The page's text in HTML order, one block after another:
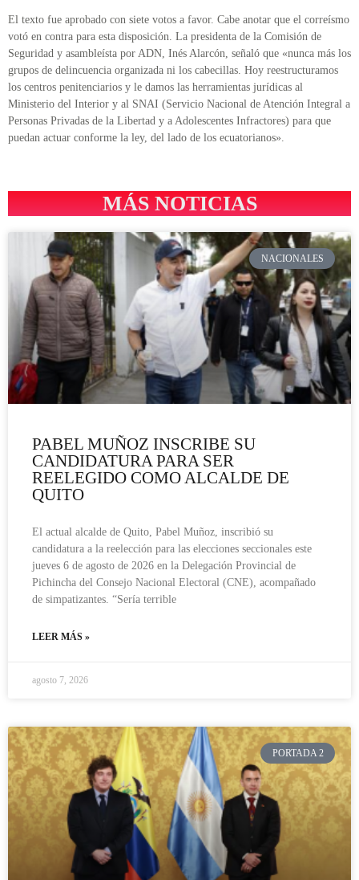
El texto fue aprobado con siete votos a favor. Cabe anotar que el correísmo
votó en contra para esta disposición. La presidenta de la Comisión de
Seguridad y asambleísta por ADN, Inés Alarcón, señaló que «nunca más los
grupos de delincuencia organizada ni los cabecillas. Hoy reestructuramos
los centros penitenciarios y le damos las herramientas jurídicas al
Ministerio del Interior y al SNAI (Servicio Nacional de Atención Integral a
Personas Privadas de la Libertad y a Adolescentes Infractores) para que
puedan actuar conforme la ley, del lado de los ecuatorianos».
MÁS NOTICIAS
NACIONALES
PABEL MUÑOZ INSCRIBE SU
CANDIDATURA PARA SER
REELEGIDO COMO ALCALDE DE
QUITO
El actual alcalde de Quito, Pabel Muñoz, inscribió su
candidatura a la reelección para las elecciones seccionales este
jueves 6 de agosto de 2026 en la Delegación Provincial de
Pichincha del Consejo Nacional Electoral (CNE), acompañado
de simpatizantes. “Sería terrible
LEER MÁS »
agosto 7, 2026
PORTADA 2